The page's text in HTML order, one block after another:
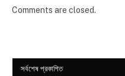
Comments are closed.
সর্বশেষ প্রকাশিত